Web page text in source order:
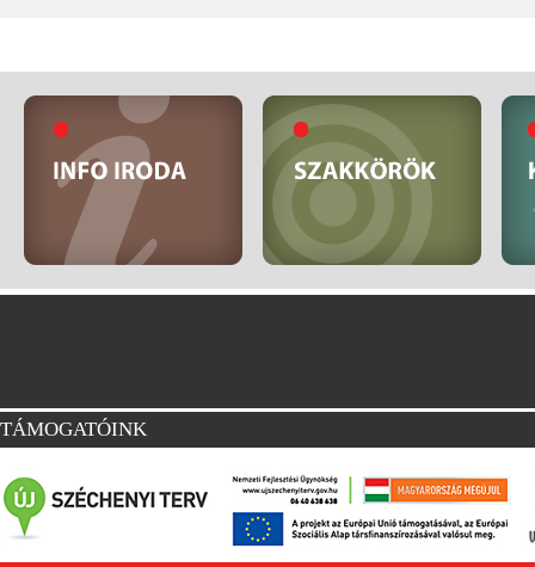
TÁMOGATÓINK